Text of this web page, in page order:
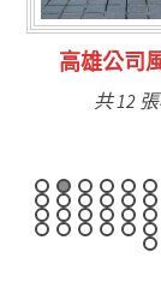
林氏福主量
共 6